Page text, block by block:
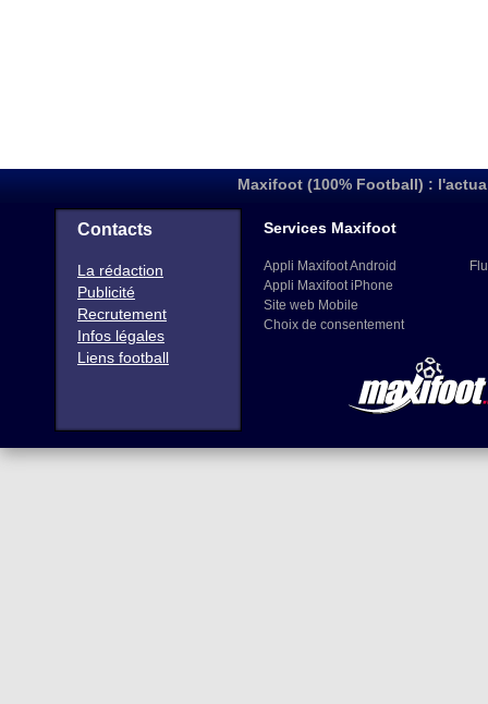
Maxifoot (100% Football) :
Contacts
La rédaction
Publicité
Recrutement
Infos légales
Liens football
Services Maxifoot
Appli Maxifoot Android
Appli Maxifoot iPhone
Site web Mobile
Choix de consentement